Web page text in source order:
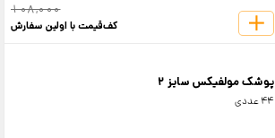
108,000
کف‌قیمت با اولین سفارش
پوشک مولفیکس سایز 2
44 عددی